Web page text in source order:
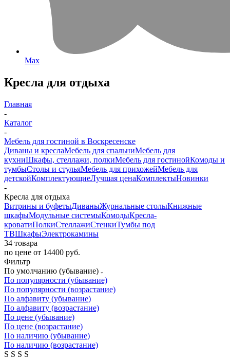
Max
Кресла для отдыха
Главная
-
Каталог
-
Мебель для гостиной в Воскресенске
Диваны и креслаМебель для спальниМебель для
кухниШкафы, стеллажи, полкиМебель для гостинойКомоды и
тумбыСтолы и стульяМебель для прихожейМебель для
детскойКомплектующиеЛучшая ценаКомплектыНовинки
-
Кресла для отдыха
Витрины и буфетыДиваныЖурнальные столыКнижные
шкафыМодульные системыКомодыКресла-
кроватиПолкиСтеллажиСтенкиТумбы под
ТВШкафыЭлектрокамины
34 товара
по цене от 14400 руб.
Фильтр
По умолчанию (убывание)
По популярности (убывание)
По популярности (возрастание)
По алфавиту (убывание)
По алфавиту (возрастание)
По цене (убывание)
По цене (возрастание)
По наличию (убывание)
По наличию (возрастание)
S S S S